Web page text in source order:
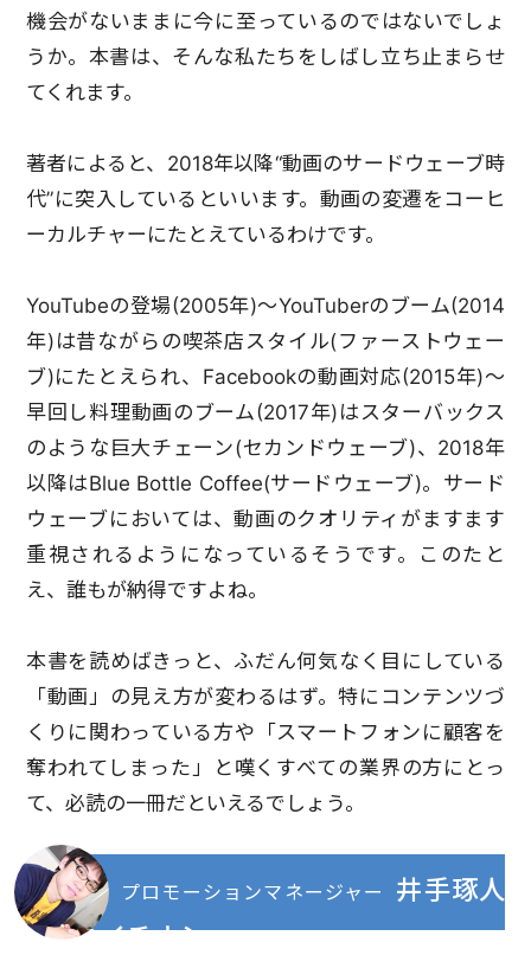
機会がないままに今に至っているのではないでしょ
うか。本書は、そんな私たちをしばし立ち止まらせ
てくれます。
著者によると、2018年以降“動画のサードウェーブ時
代”に突入しているといいます。動画の変遷をコーヒ
ーカルチャーにたとえているわけです。
YouTubeの登場(2005年)～YouTuberのブーム(2014
年)は昔ながらの喫茶店スタイル(ファーストウェー
ブ)にたとえられ、Facebookの動画対応(2015年)～
早回し料理動画のブーム(2017年)はスターバックス
のような巨大チェーン(セカンドウェーブ)、2018年
以降はBlue Bottle Coffee(サードウェーブ)。サード
ウェーブにおいては、動画のクオリティがますます
重視されるようになっているそうです。このたと
え、誰もが納得ですよね。
本書を読めばきっと、ふだん何気なく目にしている
「動画」の見え方が変わるはず。特にコンテンツづ
くりに関わっている方や「スマートフォンに顧客を
奪われてしまった」と嘆くすべての業界の方にとっ
て、必読の一冊だといえるでしょう。
プロモーションマネージャー
井手琢人
のイチオシ